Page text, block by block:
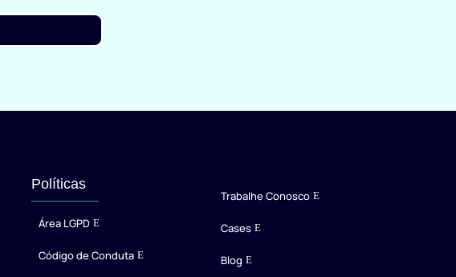
Políticas
Área LGPD
Código de Conduta
Trabalhe Conosco
Cases
Blog